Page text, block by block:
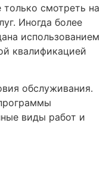
смотреть на
Иногда более
использованием
квалификацией
обслуживания.
виды работ и